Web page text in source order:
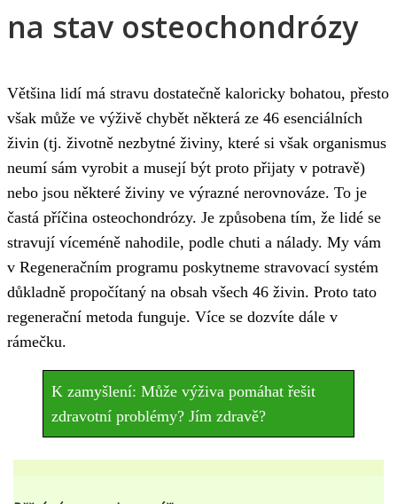
na stav osteochondrózy
Většina lidí má stravu dostatečně kaloricky bohatou, přesto
však může ve výživě chybět některá ze 46 esenciálních
živin (tj. životně nezbytné živiny, které si však organismus
neumí sám vyrobit a musejí být proto přijaty v potravě)
nebo jsou některé živiny ve výrazné nerovnováze. To je
častá příčina osteochondrózy. Je způsobena tím, že lidé se
stravují víceméně nahodile, podle chuti a nálady. My vám
v Regeneračním programu poskytneme stravovací systém
důkladně propočítaný na obsah všech 46 živin. Proto tato
regenerační metoda funguje. Více se dozvíte dále v
rámečku.
K zamyšlení: Může výživa pomáhat řešit
zdravotní problémy? Jím zdravě?